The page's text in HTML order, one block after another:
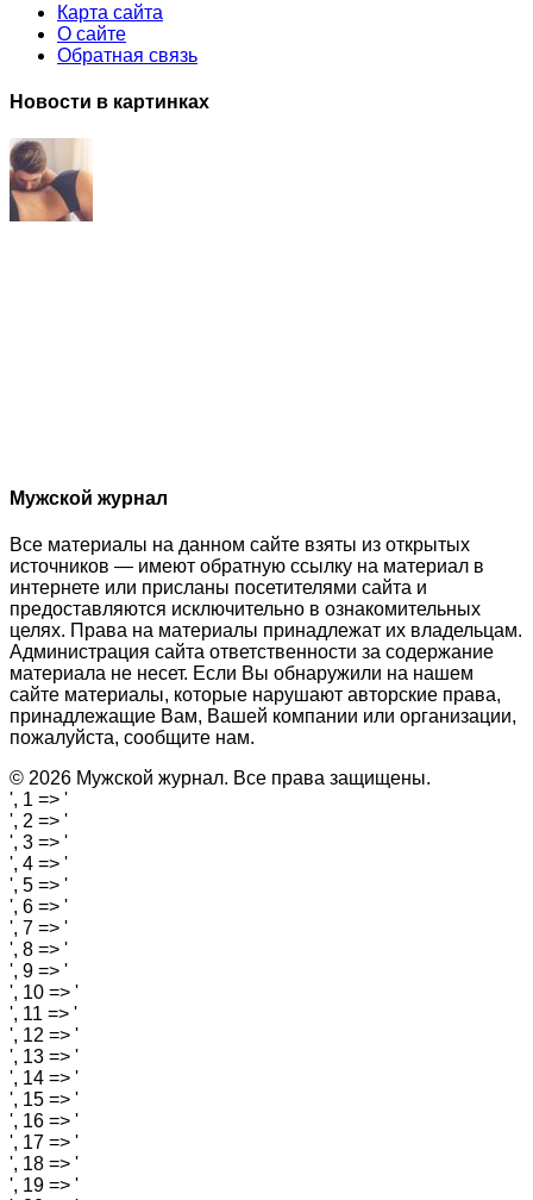
Карта сайта
О сайте
Обратная связь
Новости в картинках
Мужской журнал
Все материалы на данном сайте взяты из открытых
источников — имеют обратную ссылку на материал в
интернете или присланы посетителями сайта и
предоставляются исключительно в ознакомительных
целях. Права на материалы принадлежат их владельцам.
Администрация сайта ответственности за содержание
материала не несет. Если Вы обнаружили на нашем
сайте материалы, которые нарушают авторские права,
принадлежащие Вам, Вашей компании или организации,
пожалуйста, сообщите нам.
© 2026 Мужской журнал. Все права защищены.
', 1 => '
', 2 => '
', 3 => '
', 4 => '
', 5 => '
', 6 => '
', 7 => '
', 8 => '
', 9 => '
', 10 => '
', 11 => '
', 12 => '
', 13 => '
', 14 => '
', 15 => '
', 16 => '
', 17 => '
', 18 => '
', 19 => '